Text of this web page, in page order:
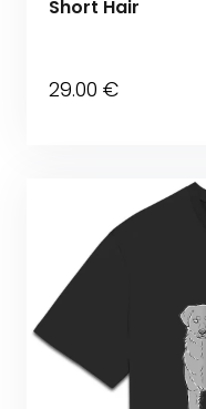
Short Hair
29.00 €